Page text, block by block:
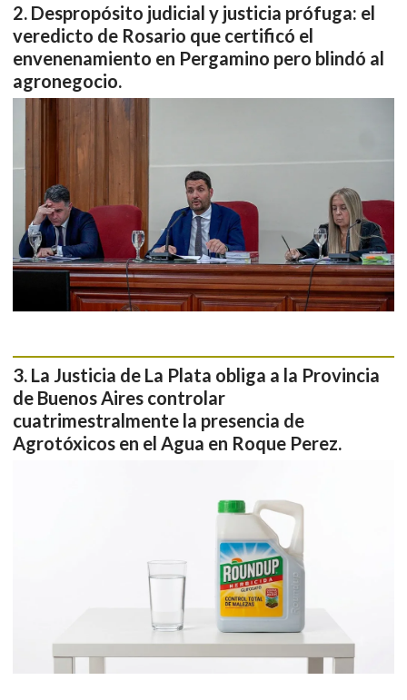
Despropósito judicial y justicia prófuga: el
veredicto de Rosario que certificó el
envenenamiento en Pergamino pero blindó al
agronegocio.
La Justicia de La Plata obliga a la Provincia
de Buenos Aires controlar
cuatrimestralmente la presencia de
Agrotóxicos en el Agua en Roque Perez.